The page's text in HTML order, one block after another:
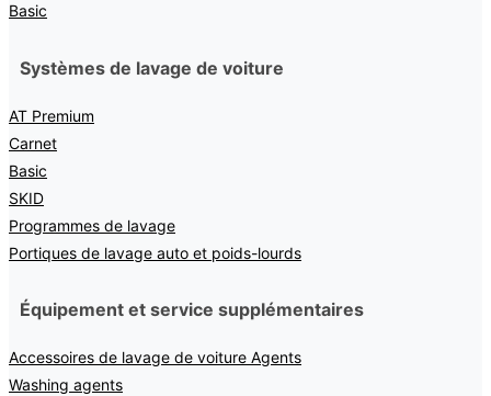
Basic
Systèmes de lavage de voiture
AT Premium
Carnet
Basic
SKID
Programmes de lavage
Portiques de lavage auto et poids-lourds
Équipement et service supplémentaires
Accessoires de lavage de voiture Agents
Washing agents